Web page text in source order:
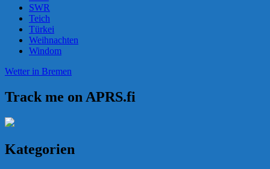
SWR
Teich
Türkei
Weihnachten
Windom
Wetter in Bremen
Track me on APRS.fi
Kategorien